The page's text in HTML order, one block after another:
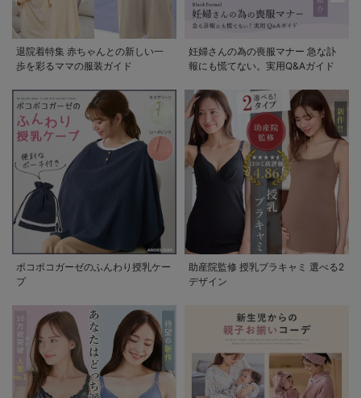
退院着特集 赤ちゃんとの新しい一
歩を彩るママの服装ガイド
妊婦さんの為の喪服マナー 急な訃
報にも慌てない。実用Q&Aガイド
ポコポコガーゼのふんわり授乳ケー
プ
助産院監修 授乳ブラキャミ 選べる2
デザイン